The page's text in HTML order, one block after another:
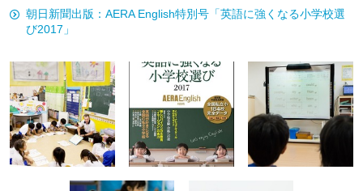
朝日新聞出版：AERA English特別号「英語に強くなる小学校選
び2017」